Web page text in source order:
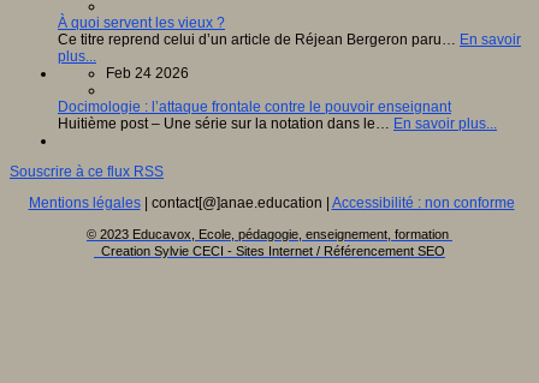
À quoi servent les vieux ?
Ce titre reprend celui d’un article de Réjean Bergeron paru… En savoir
plus...
Feb 24 2026
Docimologie : l’attaque frontale contre le pouvoir enseignant
Huitième post – Une série sur la notation dans le… En savoir plus...
Souscrire à ce flux RSS
Mentions légales| contact[@]anae.education | Accessibilité : non conforme
© 2023 Educavox, Ecole, pédagogie, enseignement, formation
Creation Sylvie CECI - Sites Internet / Référencement SEO